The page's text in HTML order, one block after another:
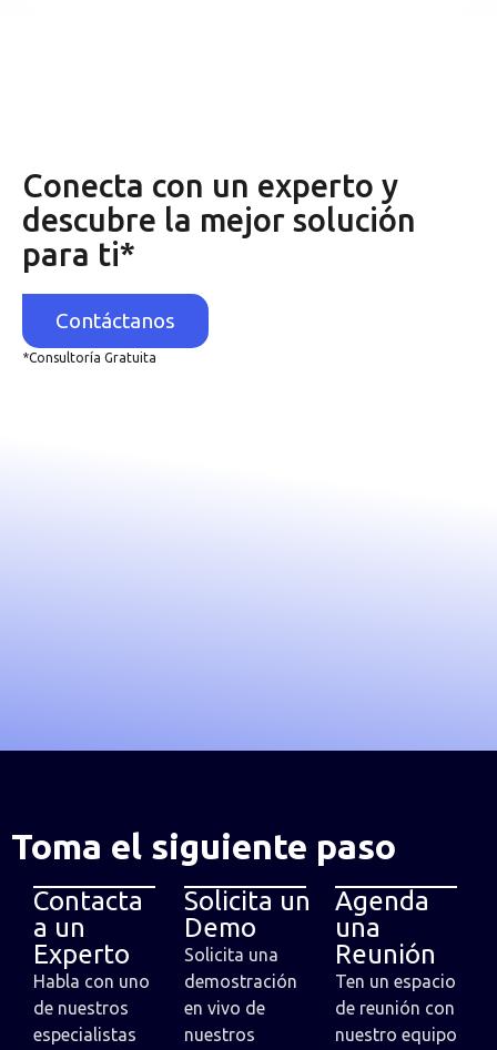
Conecta con un experto y
descubre la mejor solución
para ti*
Contáctanos
*Consultoría Gratuita
Toma el siguiente paso
Contacta
a un
Experto
Habla con uno
de nuestros
especialistas
Solicita un
Demo
Solicita una
demostración
en vivo de
nuestros
Agenda
una
Reunión
Ten un espacio
de reunión con
nuestro equipo